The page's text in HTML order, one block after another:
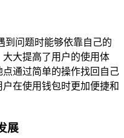
到问题时能够依靠自己的
大提高了用户的使用体
通过简单的操作找回自己
在使用钱包时更加便捷和
展